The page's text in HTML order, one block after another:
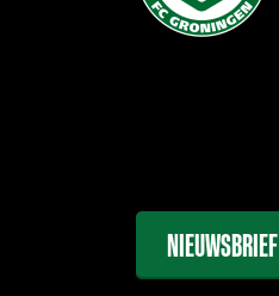
NIEUWSBRIEF